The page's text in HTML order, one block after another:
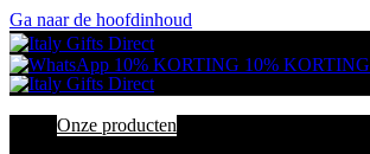
Ga naar de hoofdinhoud
10% KORTING 10% KORTING
Onze producten